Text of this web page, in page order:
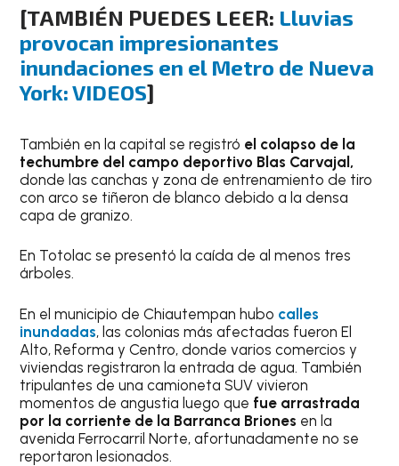
[TAMBIÉN PUEDES LEER: Lluvias
provocan impresionantes
inundaciones en el Metro de Nueva
York: VIDEOS]
También en la capital se registró el colapso de la
techumbre del campo deportivo Blas Carvajal,
donde las canchas y zona de entrenamiento de tiro
con arco se tiñeron de blanco debido a la densa
capa de granizo.
En Totolac se presentó la caída de al menos tres
árboles.
En el municipio de Chiautempan hubo calles
inundadas, las colonias más afectadas fueron El
Alto, Reforma y Centro, donde varios comercios y
viviendas registraron la entrada de agua. También
tripulantes de una camioneta SUV vivieron
momentos de angustia luego que fue arrastrada
por la corriente de la Barranca Briones en la
avenida Ferrocarril Norte, afortunadamente no se
reportaron lesionados.